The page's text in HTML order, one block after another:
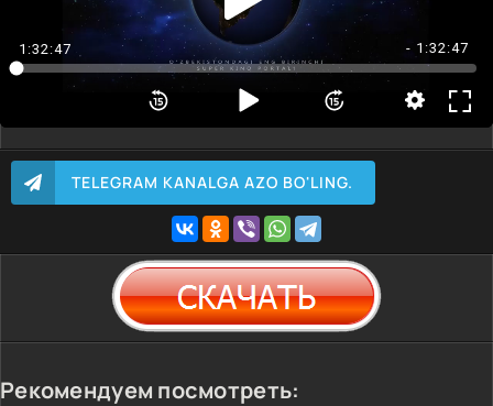
1:32:47 - 1:32:47
TELEGRAM KANALGA AZO BO'LING.
Рекомендуем посмотреть: